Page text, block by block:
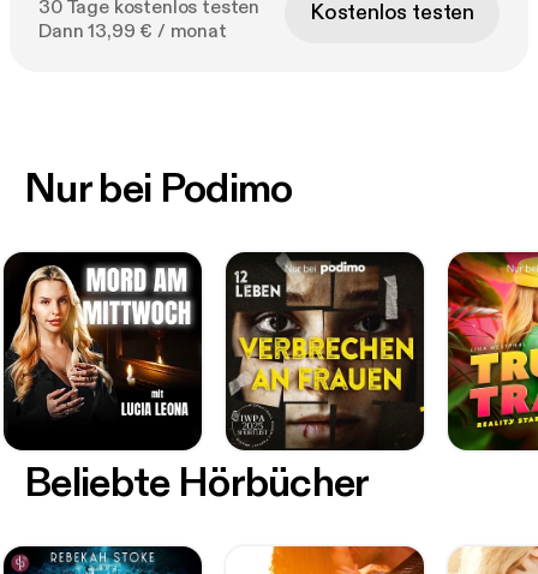
30 Tage kostenlos testen
Dann 13,99 € / monat
Kostenlos testen
Nur bei Podimo
Beliebte Hörbücher